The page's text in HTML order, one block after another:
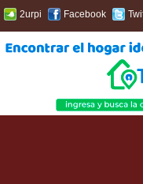
2urpi Facebook